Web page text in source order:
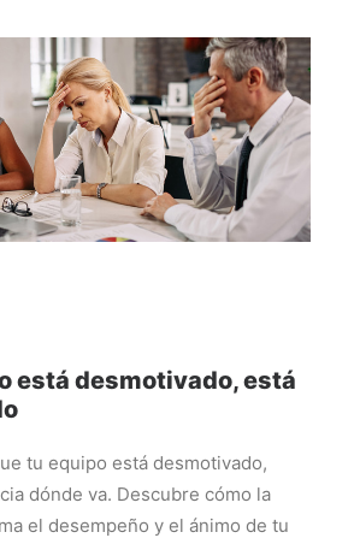
está desmotivado, está
tu equipo está desmotivado,
dónde va. Descubre cómo la
el desempeño y el ánimo de tu